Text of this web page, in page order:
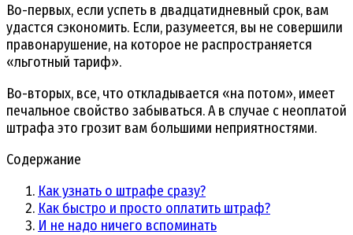
Во-первых, если успеть в двадцатидневный срок, вам
удастся сэкономить. Если, разумеется, вы не совершили
правонарушение, на которое не распространяется
«льготный тариф».
Во-вторых, все, что откладывается «на потом», имеет
печальное свойство забываться. А в случае с неоплатой
штрафа это грозит вам большими неприятностями.
Содержание
Как узнать о штрафе сразу?
Как быстро и просто оплатить штраф?
И не надо ничего вспоминать